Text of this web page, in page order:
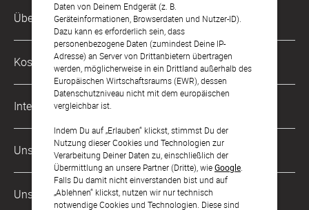
Daten von Deinem Endgerät (z. B.
Geräteinformationen, Browserdaten und Nutzer-ID).
Dazu kann es erforderlich sein, dass
personenbezogene Daten (zumindest Deine IP-
Adresse) an Server von Drittanbietern übertragen
werden, möglicherweise in ein Drittland außerhalb des
Europäischen Wirtschaftsraums (EWR), dessen
Datenschutzniveau nicht mit dem europäischen
vergleichbar ist.
Indem Du auf „Erlauben“ klickst, stimmst Du der
Nutzung dieser Cookies und Technologien zur
Verarbeitung Deiner Daten zu, einschließlich der
Übermittlung an unsere Partner (Dritte), wieGoogle
Falls Du damit nicht einverstanden bist und auf
„Ablehnen“ klickst, nutzen wir nur technisch
notwendige Cookies und Technologien. Diese sind
Kundenservice-Hotline
0221 956 725 10
Mo. - Fr. von 9 bis 17 Uhr
kontakt@sendmoments.de
Über Uns
Philosophie
Karriere
Impressum
AGB & Widerrufsrecht
Zahlung & Versand
Datenschutz
Barrierefreiheitserklärung
Kostenlose Services
Musterkarten
Digitale Gästelisten
FAQ & Hilfe
International
Österreich
Schweiz
Frankreich
Unsere Zahlungsarten
Unsere Partner